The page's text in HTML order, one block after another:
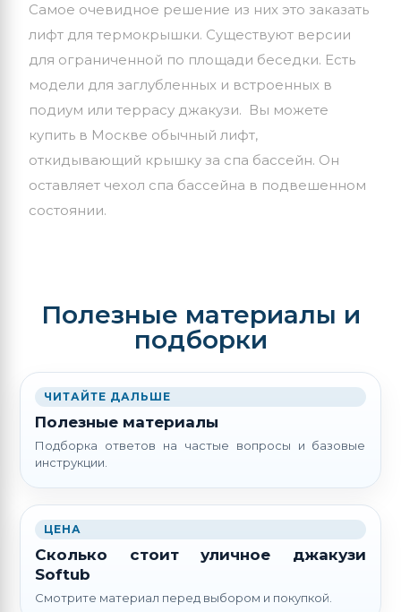
Самое очевидное решение из них это заказать
лифт для термокрышки. Существуют версии
для ограниченной по площади беседки. Есть
модели для заглубленных и встроенных в
подиум или террасу джакузи. Вы можете
купить в Москве обычный лифт,
откидывающий крышку за спа бассейн. Он
оставляет чехол спа бассейна в подвешенном
состоянии.
Полезные материалы и
подборки
ЧИТАЙТЕ ДАЛЬШЕ
Полезные материалы
Подборка ответов на частые вопросы и базовые
инструкции.
ЦЕНА
Сколько стоит уличное джакузи
Softub
Смотрите материал перед выбором и покупкой.